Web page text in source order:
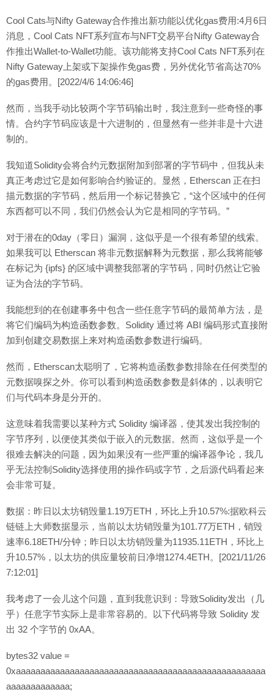
Cool Cats与Nifty Gateway合作推出新功能以优化gas费用:4月6日
消息，Cool Cats NFT系列宣布与NFT交易平台Nifty Gateway合
作推出Wallet-to-Wallet功能。该功能将支持Cool Cats NFT系列在
Nifty Gateway上架或下架操作免gas费，另外优化节省高达70%
的gas费用。[2022/4/6 14:06:46]
然而，当我手动比较两个字节码输出时，我注意到一些奇怪的事
情。合约字节码应该是十六进制的，但显然有一些并非是十六进
制的。
我知道Solidity会将合约元数据附加到部署的字节码中，但我从未
真正考虑过它是如何影响合约验证的。显然，Etherscan 正在扫
描元数据的字节码，然后用一个标记替换它，“这个区域中的任何
东西都可以不同，我们仍然会认为它是相同的字节码。”
对于潜在的0day（零日）漏洞，这似乎是一个很有希望的线索。
如果我可以 Etherscan 将非元数据解释为元数据，那么我将能够
在标记为 {ipfs} 的区域中调整我部署的字节码，同时仍然让它验
证为合法的字节码。
我能想到的在创建事务中包含一些任意字节码的最简单方法，是
将它们编码为构造函数参数。Solidity 通过将 ABI 编码形式直接附
加到创建交易数据上来对构造函数参数进行编码。
然而，Etherscan太聪明了，它将构造函数参数排除在任何类型的
元数据嗅探之外。你可以看到构造函数参数是斜体的，以表明它
们与代码本身是分开的。
这意味着我需要以某种方式 Solidity 编译器，使其发出我控制的
字节序列，以便使其类似于嵌入的元数据。然而，这似乎是一个
很难去解决的问题，因为如果没有一些严重的编译器争论，我几
乎无法控制Solidity选择使用的操作码或字节，之后源代码看起来
会非常可疑。
数据：昨日以太坊销毁量1.19万ETH，环比上升10.57%:据欧科云
链链上大师数据显示，当前以太坊销毁量为101.77万ETH，销毁
速率6.18ETH/分钟；昨日以太坊销毁量为11935.11ETH，环比上
升10.57%，以太坊的供应量较前日净增1274.4ETH。[2021/11/26
7:12:01]
我考虑了一会儿这个问题，直到我意识到：导致Solidity发出（几
乎）任意字节实际上是非常容易的。以下代码将导致 Solidity 发
出 32 个字节的 0xAA。
bytes32 value =
0xaaaaaaaaaaaaaaaaaaaaaaaaaaaaaaaaaaaaaaaaaaaaaaaaaaa
aaaaaaaaaaaaa;